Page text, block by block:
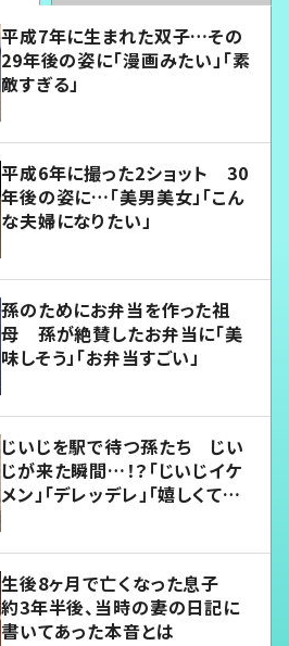
平成7年に生まれた双子…その
29年後の姿に「漫画みたい」「素
敵すぎる」
平成6年に撮った2ショット 30
年後の姿に…「美男美女」「こん
な夫婦になりたい」
孫のためにお弁当を作った祖
母 孫が絶賛したお弁当に「美
味しそう」「お弁当すごい」
じいじを駅で待つ孫たち じい
じが来た瞬間…！？「じいじイケ
メン」「デレッデレ」「嬉しくて可
生後8ヶ月で亡くなった息子
約3年半後、当時の妻の日記に
書いてあった本音とは